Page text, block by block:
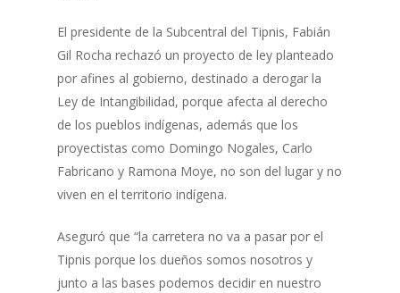
El presidente de la Subcentral del Tipnis, Fabián
Gil Rocha rechazó un proyecto de ley planteado
por afines al gobierno, destinado a derogar la
Ley de Intangibilidad, porque afecta al derecho
de los pueblos indígenas, además que los
proyectistas como Domingo Nogales, Carlo
Fabricano y Ramona Moye, no son del lugar y no
viven en el territorio indígena.
Aseguró que “la carretera no va a pasar por el
Tipnis porque los dueños somos nosotros y
junto a las bases podemos decidir en nuestro